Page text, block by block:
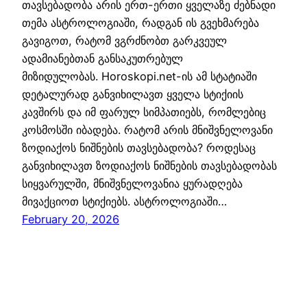
თავსებადობა არის ერთ-ერთი ყველაზე ძებნადი
თემა ასტროლოგიაში, რადგან ის გვეხმარება
გავიგოთ, რატომ ვგრძნობთ გარკვეულ
ადამიანებთან განსაკუთრებულ
მიზიდულობას. Horoskopi.net-ის ამ სტატიაში
დეტალურად განვიხილავთ ყველა სტიქიის
კავშირს და იმ ფარულ სიმპათიებს, რომლებიც
კოსმოსში იბადება. რატომ არის მნიშვნელოვანი
ზოდიაქოს ნიშნების თავსებადობა? როდესაც
განვიხილავთ ზოდიაქოს ნიშნების თავსებადობას
სიყვარულში, მნიშვნელოვანია ყურადღება
მივაქციოთ სტიქიებს. ასტროლოგიაში…
February 20, 2026